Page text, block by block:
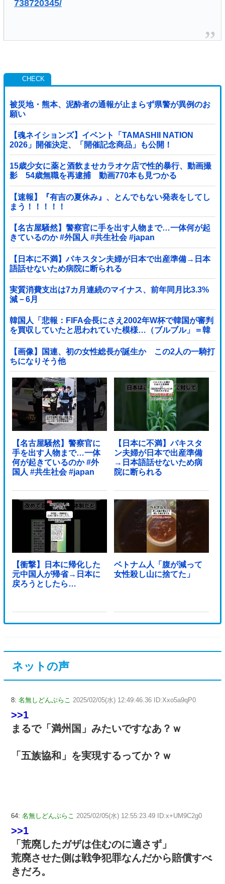
738720345/
被災地・熊本、泥酔者の通報が止まらず県警が異例のお
願い
【魂ネイションズ】イベント「TAMASHII NATION
2026」開催決定、「開催記念商品」も公開！
15歳少女に薬と酒飲ませカラオケ店で性的暴行、動画撮
影 54歳無職を再逮捕 動画770本も見つかる
【速報】『有吉の夏休み』、とんでもない発表をしてし
まう！！！！！
【名古屋騒然】警察官に手を出す人物まで…一体何が起
きているのか #外国人 #共生社会 #japan
【日本に不満】パキスタン夫婦が日本で出産準備→日本
語話せないため病院に断られる
実質消費支出は7カ月連続のマイナス、前年同月比3.3%
減－6月
韓国人「悲報：FIFA会長にさえ2002年W杯で韓国が審判
を買収していたと思われていた模様…（ブルブル」＝韓
国の反応
【画像】国連、初の女性総長が誕生か この2人の一騎打
ちになりそう他
【名古屋騒然】警察官に
手を出す人物まで…一体
何が起きているのか #外
国人 #共生社会 #japan
【日本に不満】パキスタ
ン夫婦が日本で出産準備
→日本語話せないため病
院に断られる
【衝撃】日本に帰化した
元中国人が帰省→日本に
戻ろうとしたら…
ベトナム人「腹が減って
女性殺し山に捨てた」
ネットの声
8: 名無しどんぶらこ 2025/02/05(水) 12:49:46.36 ID:Xxo5a9qP0
>>1
まるで「満州国」みたいですなあ？ｗ
「五族協和」を実現するってか？ｗ
64: 名無しどんぶらこ 2025/02/05(水) 12:55:23.49 ID:x+UM9C2g0
>>1
「荒廃したガザは住むのに適さず」
荒廃させた側は戦争犯罪なんだから賠償すべ
きだろ。